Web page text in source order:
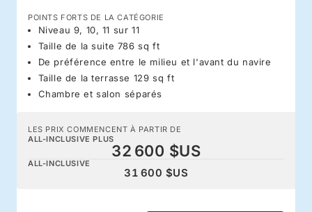
POINTS FORTS DE LA CATÉGORIE
Niveau 9, 10, 11 sur 11
Taille de la suite 786 sq ft
De préférence entre le milieu et l'avant du navire
Taille de la terrasse 129 sq ft
Chambre et salon séparés
LES PRIX COMMENCENT À PARTIR DE
ALL-INCLUSIVE PLUS
32 600 $US
ALL-INCLUSIVE
31 600 $US